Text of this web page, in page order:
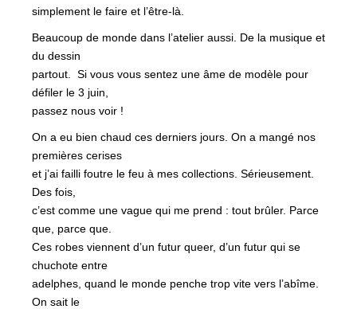
simplement le faire et l’être-là.
Beaucoup de monde dans l’atelier aussi. De la musique et
du dessin
partout. Si vous vous sentez une âme de modèle pour
défiler le 3 juin,
passez nous voir !
On a eu bien chaud ces derniers jours. On a mangé nos
premières cerises
et j’ai failli foutre le feu à mes collections. Sérieusement.
Des fois,
c’est comme une vague qui me prend : tout brûler. Parce
que, parce que.
Ces robes viennent d’un futur queer, d’un futur qui se
chuchote entre
adelphes, quand le monde penche trop vite vers l’abîme.
On sait le